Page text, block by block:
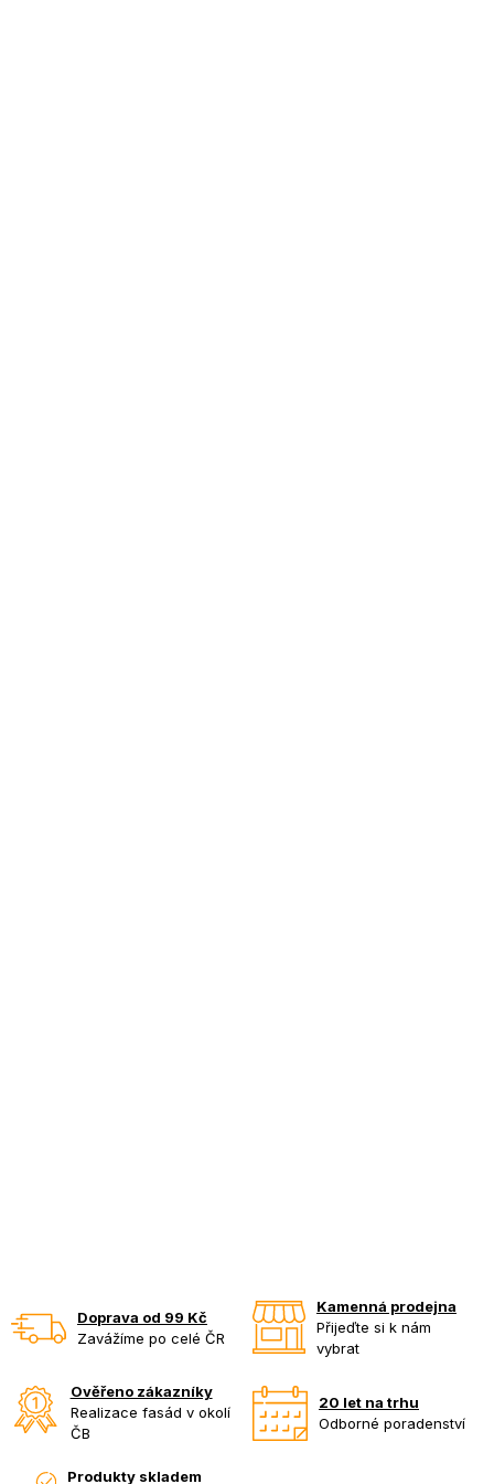
Doprava od 99 Kč
Zavážíme po celé ČR
Kamenná prodejna
Přijeďte si k nám
vybrat
Ověřeno zákazníky
Realizace fasád v okolí
ČB
20 let na trhu
Odborné poradenství
Produkty skladem